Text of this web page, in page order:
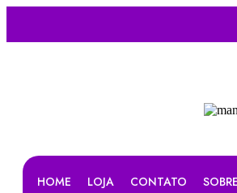
HOME LOJA CONTATO SOBRE